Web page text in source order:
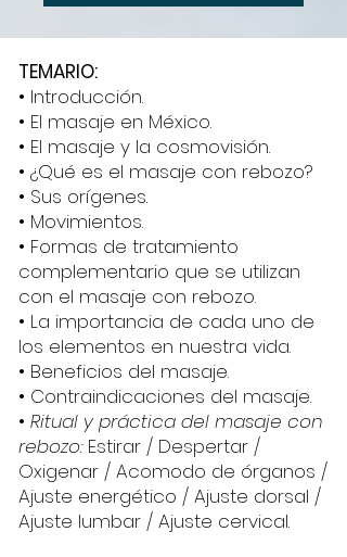
TEMARIO:
• Introducción.
• El masaje en México.
• El masaje y la cosmovisión.
• ¿Qué es el masaje con rebozo?
• Sus orígenes.
• Movimientos.
• Formas de tratamiento
complementario que se utilizan
con el masaje con rebozo.
• La importancia de cada uno de
los elementos en nuestra vida.
• Beneficios del masaje.
• Contraindicaciones del masaje.
• Ritual y práctica del masaje con
rebozo:Estirar / Despertar /
Oxigenar / Acomodo de órganos /
Ajuste energético / Ajuste dorsal /
Ajuste lumbar / Ajuste cervical.